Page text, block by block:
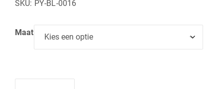
SKU: PY-BL-0016
Maat